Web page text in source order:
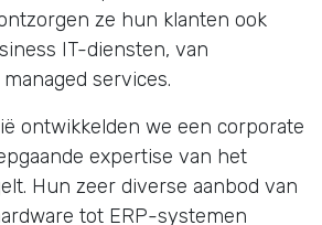
ze hun klanten ook
IT-diensten, van
services.
ontwikkelden we een corporate
expertise van het
Hun zeer diverse aanbod van
tot ERP-systemen